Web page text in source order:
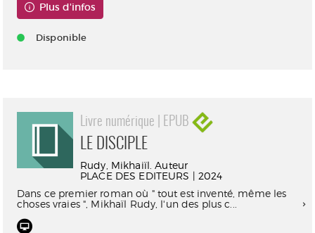
Plus d'infos
Disponible
Livre numérique | EPUB
LE DISCIPLE
Rudy, Mikhaiïl. Auteur
PLACE DES EDITEURS | 2024
Dans ce premier roman où " tout est inventé, même les
choses vraies ", Mikhaïl Rudy, l'un des plus c...